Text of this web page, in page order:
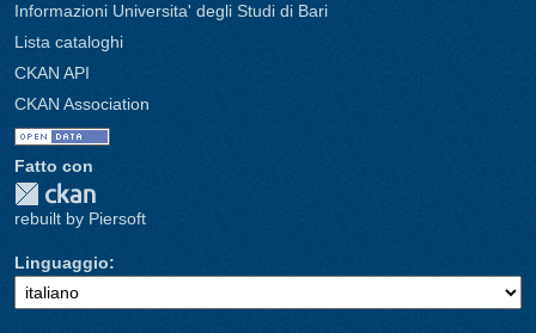
Informazioni Universita' degli Studi di Bari
Lista cataloghi
CKAN API
CKAN Association
Fatto con
rebuilt by Piersoft
Linguaggio